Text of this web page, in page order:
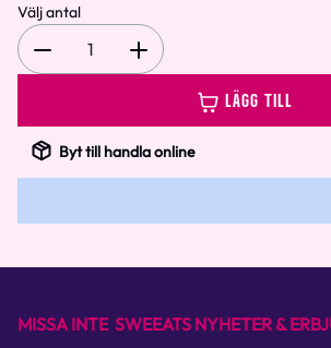
Välj antal
1
LÄGG TILL
Byt till handla online
MISSA INTE SWEEATS NYHETER &